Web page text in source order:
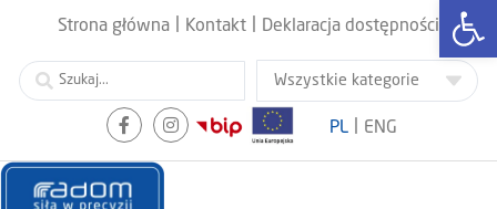
Strona główna Kontakt Deklaracja dostępności
PL ENG